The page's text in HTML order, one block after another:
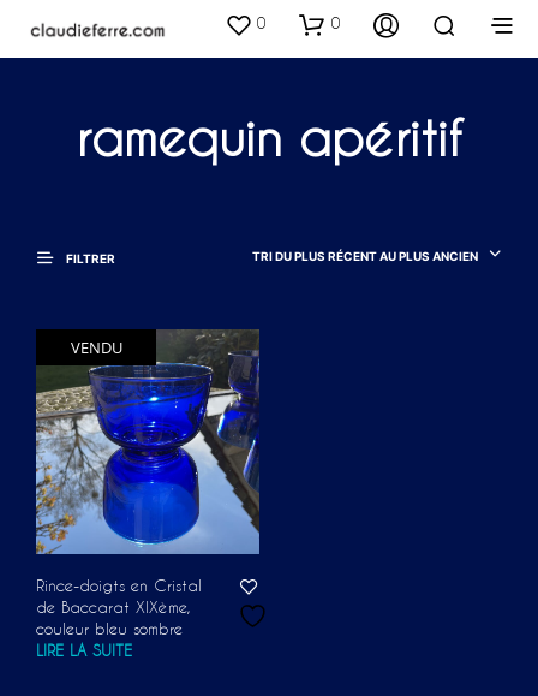
0 0
ramequin apéritif
FILTRER TRI DU PLUS RÉCENT AU PLUS ANCIEN
VENDU
Rince-doigts en Cristal
de Baccarat XIXème,
couleur bleu sombre
LIRE LA SUITE